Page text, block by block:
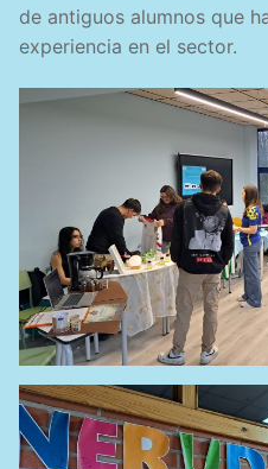
de antiguos alumnos que
experiencia en el sector.